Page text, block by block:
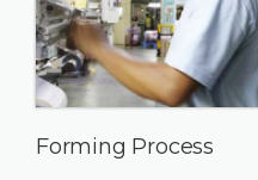
Forming Process